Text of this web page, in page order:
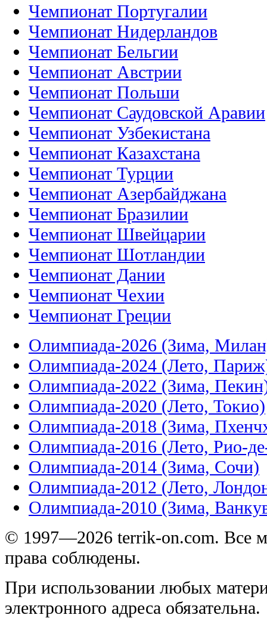
Чемпионат Португалии
Чемпионат Нидерландов
Чемпионат Бельгии
Чемпионат Австрии
Чемпионат Польши
Чемпионат Саудовской Аравии
Чемпионат Узбекистана
Чемпионат Казахстана
Чемпионат Турции
Чемпионат Азербайджана
Чемпионат Бразилии
Чемпионат Швейцарии
Чемпионат Шотландии
Чемпионат Дании
Чемпионат Чехии
Чемпионат Греции
Олимпиада-2026 (Зима,
Олимпиада-2024 (Лето,
Олимпиада-2022 (Зима,
Олимпиада-2020 (Лето, Токио)
Олимпиада-2018 (Зима,
Олимпиада-2016 (Лето, Рио-
Олимпиада-2014 (Зима, Сочи)
Олимпиада-2012 (Лето,
Олимпиада-2010 (Зима,
© 1997—2026 terrik-on.com. Все
права соблюдены.
При использовании любых
электронного адреса обязательна.